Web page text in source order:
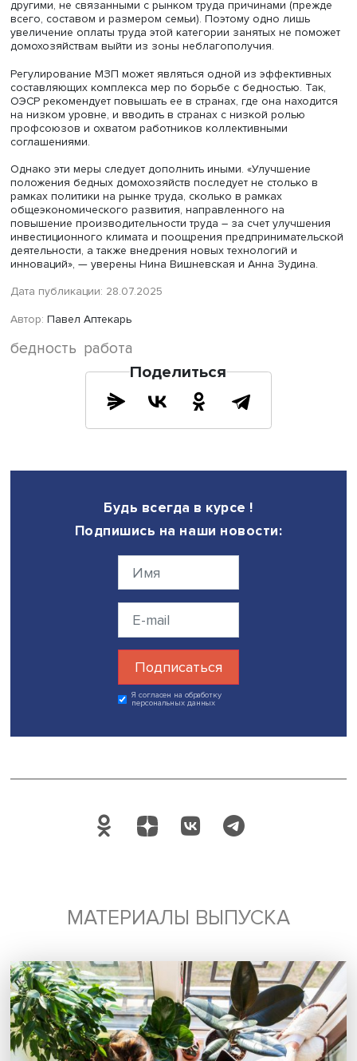
Также в последние годы появился ряд работ,
что повышение МЗП существенно не увеличивает
оценкам экспертов МОТ, ее увеличение в
20% в начале 2020-х гг. привело к росту инфляции
0,2%. Наконец, в последние годы наблюдается
чувствительности общей занятости к корректировке
В контексте России среди причин, снизивших связь
двумя показателями, следует выделить рост дефицита
рабочей силы, сокращение миграционных потоков,
мобилизацию, а также резкое увеличение социальных
трансфертов. В итоге повышение МРОТ существенно
абсорбируется трендом растущих заработных плат.
чувствительная к динамике МРОТ: лица старшего, в
очередь, пенсионного возраста, среди которых
высока доля получателей минимальной заработной
Каждый четвертый работник старше 65 лет, не имеющий
высшего образования, получает зарплату ниже МРОТ.
Подводя итоги, авторы исследования отмечают:
занятости нельзя назвать страховкой от бедности.
Принципиально важны качество занятости и уровень
труда. Несмотря на важность наличия работы, политика
бедностью наиболее перспективны меры по снижению
стран и стран с переходной экономикой.
всего, составом и размером семьи). Поэтому одно лишь
Регулирование МЗП может являться одной из
составляющих комплекса мер по борьбе с бедностью.
ОЭСР рекомендует повышать ее в странах, где она
на низком уровне, и вводить в странах с низкой ролью
профсоюзов и охватом работников коллективными